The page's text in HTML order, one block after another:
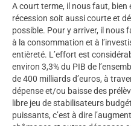
A court terme, il nous faut,
récession soit aussi courte et
possible. Pour y arriver, il nous
à la consommation et à
entièreté. L’effort est
environ 3,3% du PIB de
de 400 milliards d’euros, à
dépense et/ou baisse des
libre jeu de stabilisateurs
puissants, c’est à dire